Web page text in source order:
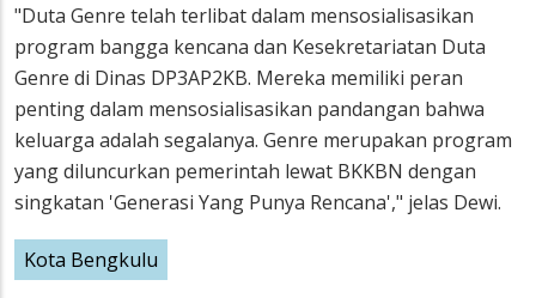
"Duta Genre telah terlibat dalam mensosialisasikan
program bangga kencana dan Kesekretariatan Duta
Genre di Dinas DP3AP2KB. Mereka memiliki peran
penting dalam mensosialisasikan pandangan bahwa
keluarga adalah segalanya. Genre merupakan program
yang diluncurkan pemerintah lewat BKKBN dengan
singkatan 'Generasi Yang Punya Rencana'," jelas Dewi.
Kota Bengkulu